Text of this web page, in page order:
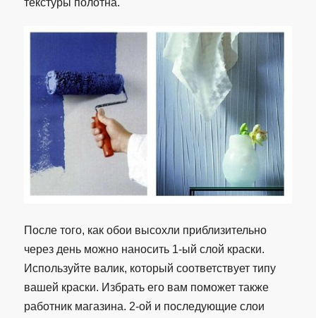
После того, как обои высохли приблизительно
через день можно наносить 1-ый слой краски.
Используйте валик, который соответствует типу
вашей краски. Избрать его вам поможет также
работник магазина. 2-ой и последующие слои